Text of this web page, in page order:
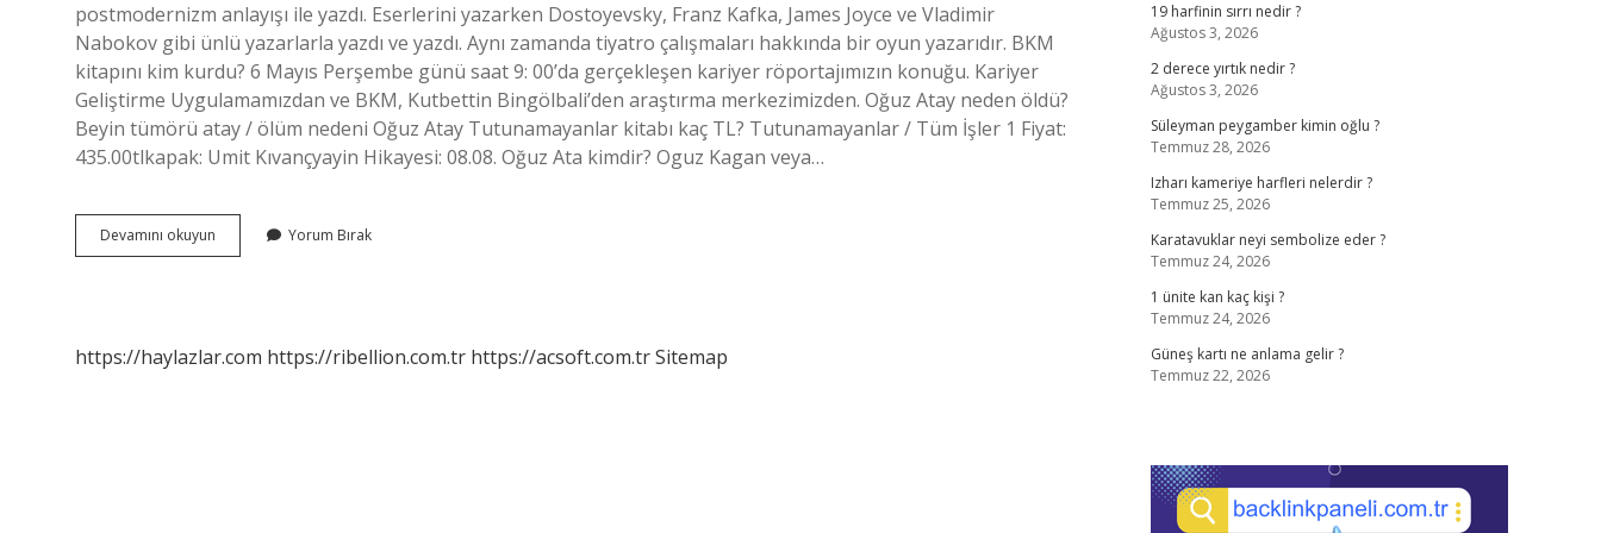
postmodernizm anlayışı ile yazdı. Eserlerini yazarken Dostoyevsky, Franz Kafka, James Joyce ve Vladimir
Nabokov gibi ünlü yazarlarla yazdı ve yazdı. Aynı zamanda tiyatro çalışmaları hakkında bir oyun yazarıdır. BKM
kitapını kim kurdu? 6 Mayıs Perşembe günü saat 9: 00’da gerçekleşen kariyer röportajımızın konuğu. Kariyer
Geliştirme Uygulamamızdan ve BKM, Kutbettin Bingölbali’den araştırma merkezimizden. Oğuz Atay neden öldü?
Beyin tümörü atay / ölüm nedeni Oğuz Atay Tutunamayanlar kitabı kaç TL? Tutunamayanlar / Tüm İşler 1 Fiyat:
435.00tlkapak: Umit Kıvançyayin Hikayesi: 08.08. Oğuz Ata kimdir? Oguz Kagan veya…
Devamını okuyun
Atay
Yorum Bırak
https://haylazlar.com https://ribellion.com.tr https://acsoft.com.trSitemap
19 harfinin sırrı nedir ?
Ağustos 3, 2026
2 derece yırtık nedir ?
Ağustos 3, 2026
Süleyman peygamber kimin oğlu ?
Temmuz 28, 2026
Izharı kameriye harfleri nelerdir ?
Temmuz 25, 2026
Karatavuklar neyi sembolize eder ?
Temmuz 24, 2026
1 ünite kan kaç kişi ?
Temmuz 24, 2026
Güneş kartı ne anlama gelir ?
Temmuz 22, 2026